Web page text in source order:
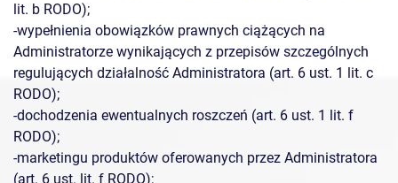
lit. b RODO);
-wypełnienia obowiązków prawnych ciążących na
Administratorze wynikających z przepisów szczególnych
regulujących działalność Administratora (art. 6 ust. 1 lit. c
RODO);
-dochodzenia ewentualnych roszczeń (art. 6 ust. 1 lit. f
RODO);
-marketingu produktów oferowanych przez Administratora
(art. 6 ust. lit. f RODO);